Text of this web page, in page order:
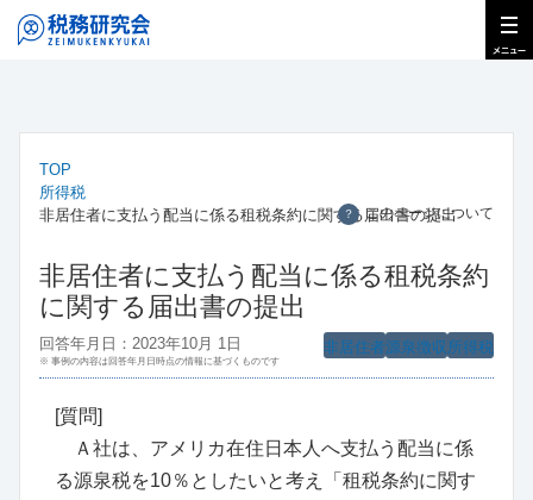
TOP
所得税
非居住者に支払う配当に係る租税条約に関する届出書の提出
？ このページについて
非居住者に支払う配当に係る租税条約
に関する届出書の提出
所得税
源泉徴収
非居住者
回答年月日：2023年10月 1日
※ 事例の内容は回答年月日時点の情報に基づくものです
[質問]
Ａ社は、アメリカ在住日本人へ支払う配当に係
る源泉税を10％としたいと考え「租税条約に関す